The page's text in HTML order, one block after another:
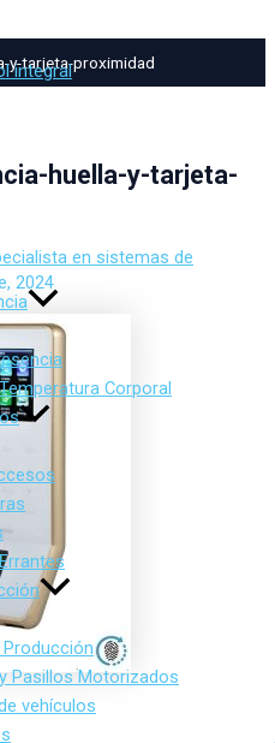
integral
Corporal
Pasillos Motorizados
vehículos
y-tarjeta-proximidad
huella-y-tarjeta-
en sistemas de
2024